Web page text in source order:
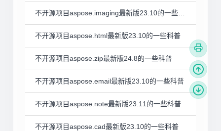
不开源项目aspose.html最新版23.10的一些科普
不开源项目aspose.zip最新版24.8的一些科普
不开源项目aspose.email最新版23.10的一些科普
不开源项目aspose.note最新版23.11的一些科普
不开源项目aspose.cad最新版23.10的一些科普